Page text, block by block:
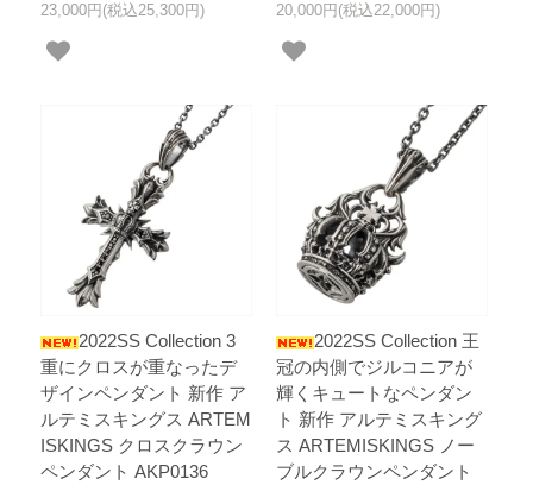
23,000円(税込25,300円) 20,000円(税込22,000円)
2022SS Collection 3
重にクロスが重なったデ
ザインペンダント 新作 ア
ルテミスキングス ARTEM
ISKINGS クロスクラウン
ペンダント AKP0136
2022SS Collection 王
冠の内側でジルコニアが
輝くキュートなペンダン
ト 新作 アルテミスキング
ス ARTEMISKINGS ノー
ブルクラウンペンダント